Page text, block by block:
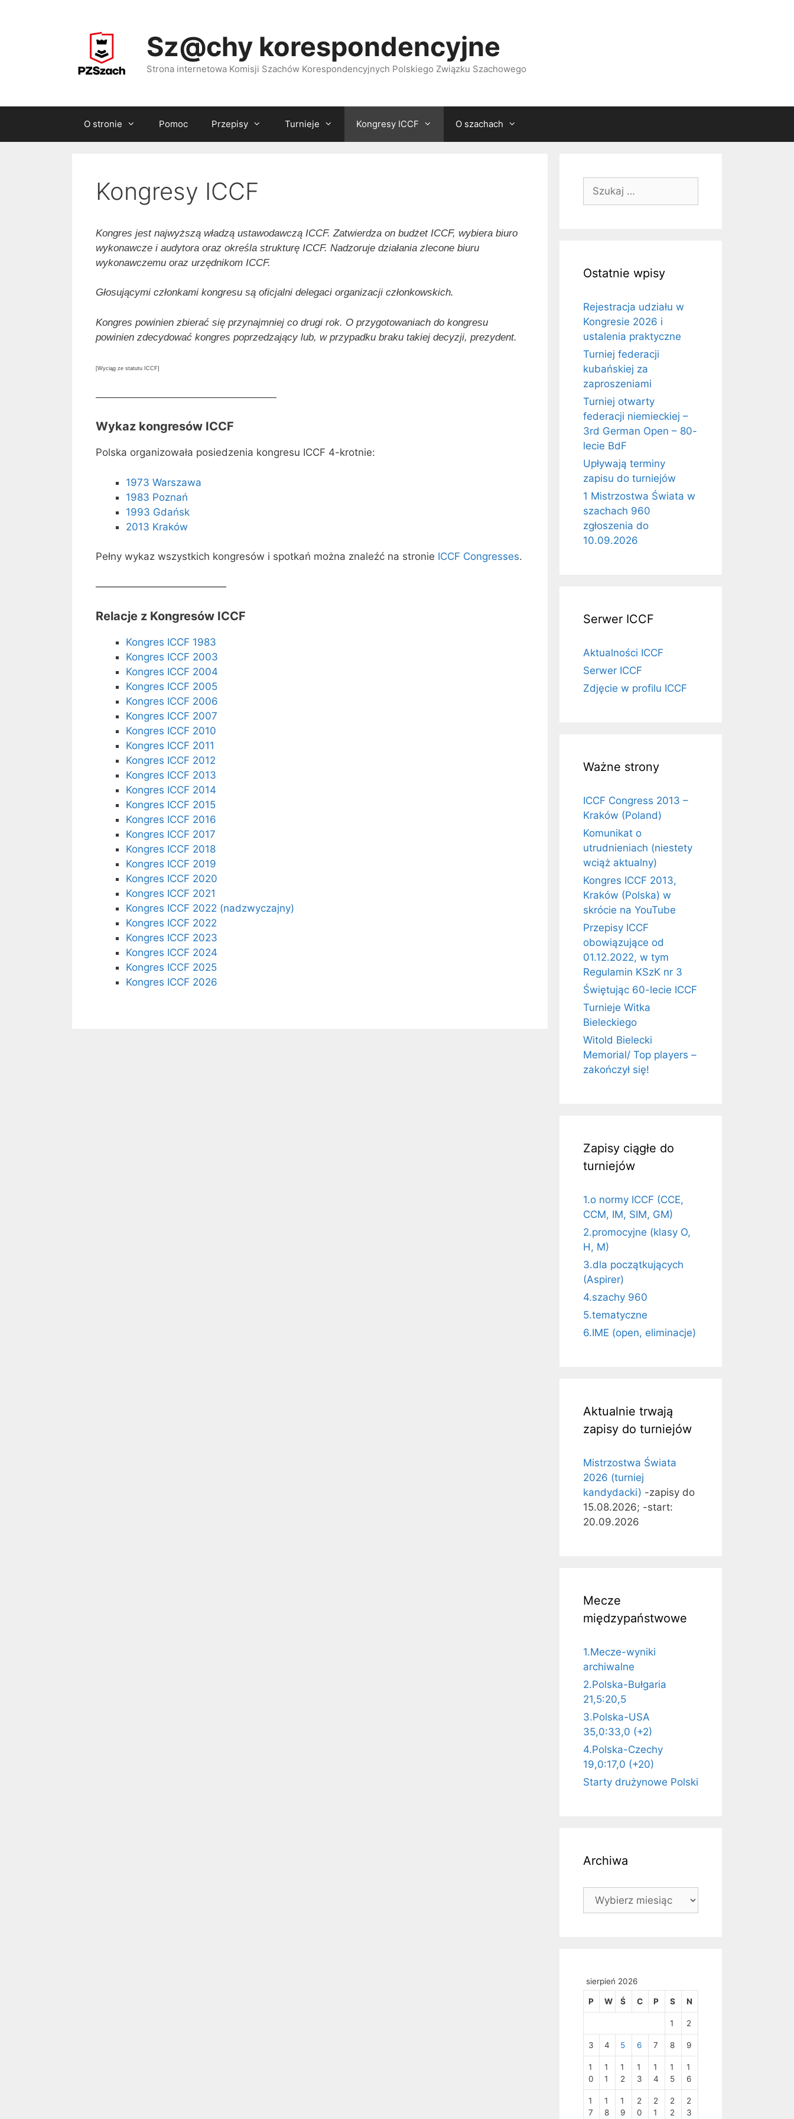
Sz@chy korespondencyjne
Strona internetowa Komisji Szachów Korespondencyjnych Polskiego Związku Szachowego
O stronie Pomoc Przepisy Turnieje Kongresy ICCF O szachach
Kongresy ICCF
Kongres jest najwyższą władzą ustawodawczą ICCF. Zatwierdza on budżet ICCF, wybiera biuro
wykonawcze i audytora oraz określa strukturę ICCF. Nadzoruje działania zlecone biuru
wykonawczemu oraz urzędnikom ICCF.
Głosującymi członkami kongresu są oficjalni delegaci organizacji członkowskich.
Kongres powinien zbierać się przynajmniej co drugi rok. O przygotowaniach do kongresu
powinien zdecydować kongres poprzedzający lub, w przypadku braku takiej decyzji, prezydent.
[Wyciąg ze statutu ICCF]
——————————————————
Wykaz kongresów ICCF
Polska organizowała posiedzenia kongresu ICCF 4-krotnie:
1973 Warszawa
1983 Poznań
1993 Gdańsk
2013 Kraków
Pełny wykaz wszystkich kongresów i spotkań można znaleźć na stronie ICCF Congresses.
—————————————
Relacje z Kongresów ICCF
Kongres ICCF 1983
Kongres ICCF 2003
Kongres ICCF 2004
Kongres ICCF 2005
Kongres ICCF 2006
Kongres ICCF 2007
Kongres ICCF 2010
Kongres ICCF 2011
Kongres ICCF 2012
Kongres ICCF 2013
Kongres ICCF 2014
Kongres ICCF 2015
Kongres ICCF 2016
Kongres ICCF 2017
Kongres ICCF 2018
Kongres ICCF 2019
Kongres ICCF 2020
Kongres ICCF 2021
Kongres ICCF 2022 (nadzwyczajny)
Kongres ICCF 2022
Kongres ICCF 2023
Kongres ICCF 2024
Kongres ICCF 2025
Kongres ICCF 2026
Ostatnie wpisy
Rejestracja udziału w
Kongresie 2026 i
ustalenia praktyczne
Turniej federacji
kubańskiej za
zaproszeniami
Turniej otwarty
federacji niemieckiej –
3rd German Open – 80-
lecie BdF
Upływają terminy
zapisu do turniejów
1 Mistrzostwa Świata w
szachach 960
zgłoszenia do
10.09.2026
Serwer ICCF
Aktualności ICCF
Serwer ICCF
Zdjęcie w profilu ICCF
Ważne strony
ICCF Congress 2013 –
Kraków (Poland)
Komunikat o
utrudnieniach (niestety
wciąż aktualny)
Kongres ICCF 2013,
Kraków (Polska) w
skrócie na YouTube
Przepisy ICCF
obowiązujące od
01.12.2022, w tym
Regulamin KSzK nr 3
Świętując 60-lecie ICCF
Turnieje Witka
Bieleckiego
Witold Bielecki
Memorial/ Top players –
zakończył się!
Zapisy ciągłe do
turniejów
1.o normy ICCF (CCE,
CCM, IM, SIM, GM)
2.promocyjne (klasy O,
H, M)
3.dla początkujących
(Aspirer)
4.szachy 960
5.tematyczne
6.IME (open, eliminacje)
Aktualnie trwają
zapisy do turniejów
Mistrzostwa Świata
2026 (turniej
kandydacki) -zapisy do
15.08.2026; -start:
20.09.2026
Mecze
międzypaństwowe
1.Mecze-wyniki
archiwalne
2.Polska-Bułgaria
21,5:20,5
3.Polska-USA
35,0:33,0 (+2)
4.Polska-Czechy
19,0:17,0 (+20)
Starty drużynowe Polski
Archiwa
Archiwa
sierpień 2026
P W Ś C P S N
1 2
3 4 5 6 7 8 9
1
0
1
1
1
2
1
3
1
4
1
5
1
6
1
7
1
8
1
9
2
0
2
1
2
2
2
3